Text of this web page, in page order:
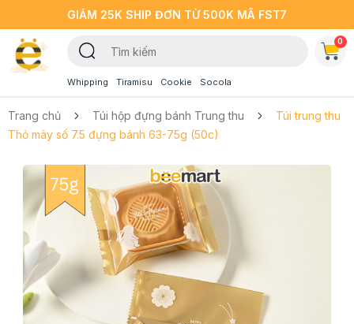
GIẢM 25K SHIP ĐƠN TỪ 500K MÃ FST7
Whipping Tiramisu Cookie Socola
0
Trang chủ Túi hộp đựng bánh Trung thu
Túi trung thu
Thỏ mây số 7.5 đựng bánh 63-75g (50c)